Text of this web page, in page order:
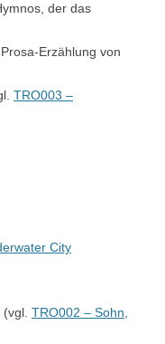
der das
Erzählung von
TRO003 –
City
TRO002 – Sohn,